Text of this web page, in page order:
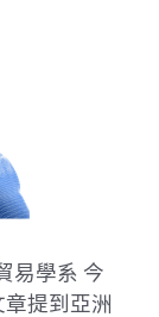
易學系 今
提到亞洲